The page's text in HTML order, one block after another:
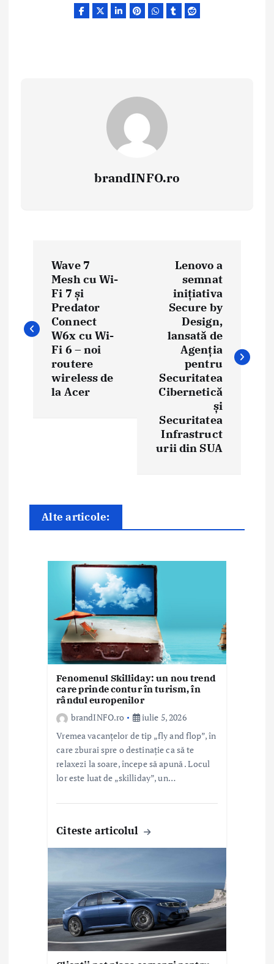
brandINFO.ro
i
Wave 7
Mesh cu Wi-
Fi 7 și
Predator
Connect
W6x cu Wi-
Fi 6 – noi
routere
wireless de
la Acer
Lenovo a
semnat
inițiativa
Secure by
Design,
lansată de
Agenția
pentru
Securitatea
Cibernetică
și
Securitatea
Infrastruct
urii din SUA
Alte articole:
Fenomenul Skilliday: un nou trend
care prinde contur în turism, în
rândul europenilor
brandINFO.ro
iulie 5, 2026
Vremea vacanțelor de tip „fly and flop”, în
care zburai spre o destinație ca să te
relaxezi la soare, începe să apună . Locul
lor este luat de „skilliday”, un…
Citeste articolul